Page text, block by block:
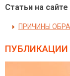
Статьи на
ПРИЧИНЫ
ПУБЛИКАЦИИ